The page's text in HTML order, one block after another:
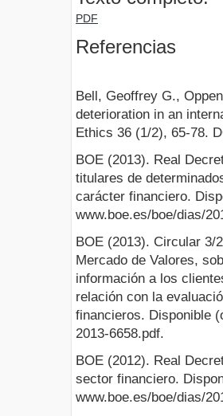
PDF
Referencias
Bell, Geoffrey G.,
deterioration in an
Ethics 36 (1/2), 65-78.
BOE (2013). Real
titulares de
carácter financiero.
www.boe.es/boe/dias/
BOE (2013). Circular 3/
Mercado de Valores,
información a los
relación con la
financieros. Disponible
2013-6658.pdf.
BOE (2012). Real
sector financiero.
www.boe.es/boe/dias/